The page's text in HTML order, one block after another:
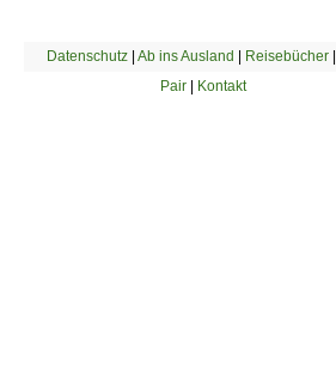
Datenschutz| Ab ins Ausland | Reisebücher|
Pair | Kontakt